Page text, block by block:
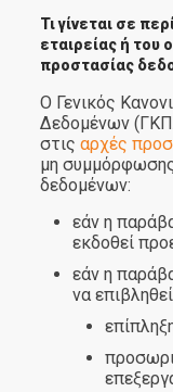
Τι γίνεται σε
εταιρείας ή του
προστασίας
Ο Γενικός
Δεδομένων
στις αρχές
μη
δεδομένων:
εάν η
εκδοθεί
εάν η
να